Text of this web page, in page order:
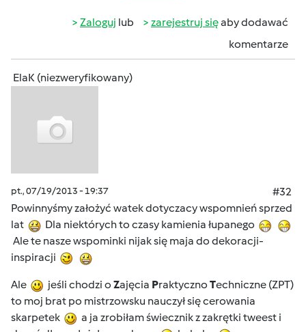
Zaloguj lub zarejestruj sięaby dodawać
komentarze
ElaK (niezweryfikowany)
pt., 07/19/2013 - 19:37
#32
Powinnyśmy założyć watek dotyczacy wspomnień sprzed
lat
Dla niektórych to czasy kamienia łupanego
Ale te nasze wspominki nijak się maja do dekoracji-
inspiracji
Ale jeśli chodzi o Zajęcia Praktyczno Techniczne (ZPT)
to moj brat po mistrzowsku nauczył się cerowania
skarpetek
a ja zrobiłam świecznik z zakrętki tweest i